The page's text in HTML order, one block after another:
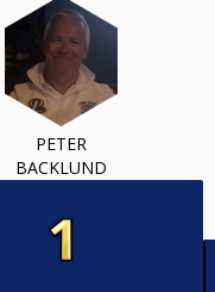
PETER
BACKLUND